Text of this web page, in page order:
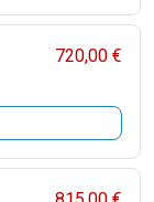
720,00 €